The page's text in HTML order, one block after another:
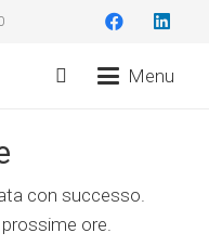
Menu
con successo.
ore.